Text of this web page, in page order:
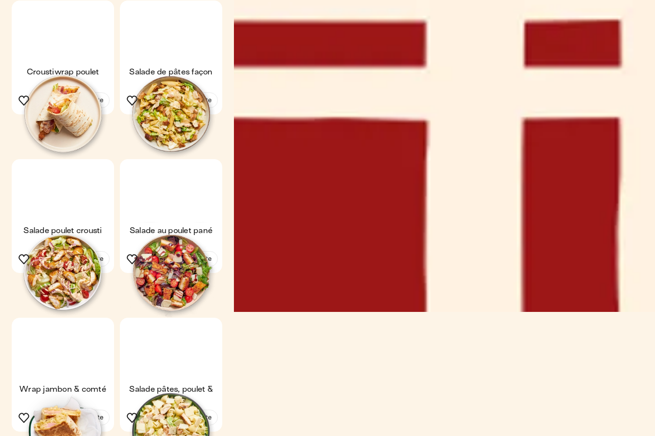
Croustiwrap poulet
bacon
Voir la recette
Salade de pâtes façon
césar
Voir la recette
Salade poulet crousti
Voir la recette
Salade au poulet pané
Voir la recette
Wrap jambon & comté
Voir la recette
Salade pâtes, poulet &
parmesan
Voir la recette